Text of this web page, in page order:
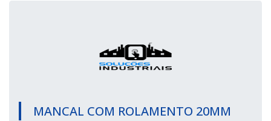
MANCAL COM ROLAMENTO 20MM